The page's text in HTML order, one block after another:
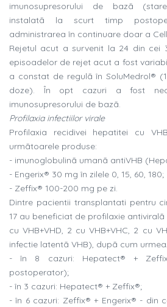
imunosupresorului de bazã
instalatã la scurt timp
administrarea în continuare doar a
Rejetul acut a survenit la 24 din cei
episoadelor de rejet acut a fost
a constat de regulã în SoluMedrol®
doze). În opt cazuri a fost
imunosupresorului de bazã.
Profilaxia infectiilor virale
Profilaxia recidivei hepatitei cu
urmãtoarele produse:
- imunoglobulinã umanã antiVHB
- Engerix® 30 mg în zilele 0, 15, 60, 180;
- Zeffix® 100-200 mg pe zi.
Dintre pacientii transplantati pentru
17 au beneficiat de profilaxie antiviralã
cu VHB+VHD, 2 cu VHB+VHC, 2 cu
infectie latentã VHB), dupã cum
- în 8 cazuri: Hepatect® +
postoperator);
- în 3 cazuri: Hepatect® + Zeffix®;
- în 6 cazuri: Zeffix® + Engerix® - din